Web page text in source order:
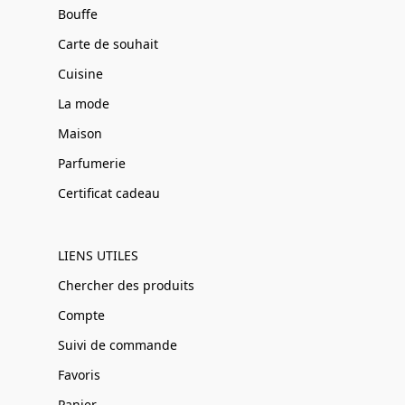
Bouffe
Carte de souhait
Cuisine
La mode
Maison
Parfumerie
Certificat cadeau
LIENS UTILES
Chercher des produits
Compte
Suivi de commande
Favoris